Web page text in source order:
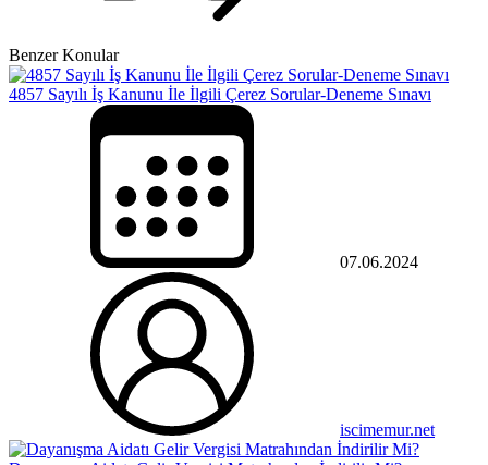
Benzer Konular
4857 Sayılı İş Kanunu İle İlgili Çerez Sorular-Deneme Sınavı
07.06.2024
iscimemur.net